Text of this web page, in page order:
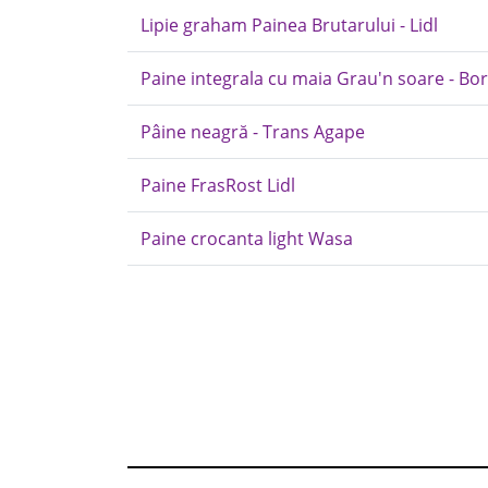
Lipie graham Painea Brutarului - Lidl
Paine integrala cu maia Grau'n soare -
Pâine neagră - Trans Agape
Paine FrasRost Lidl
Paine crocanta light Wasa